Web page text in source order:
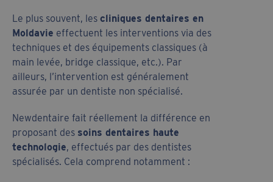
Le plus souvent, les cliniques dentaires en
Moldavie effectuent les interventions via des
techniques et des équipements classiques (à
main levée, bridge classique, etc.). Par
ailleurs, l’intervention est généralement
assurée par un dentiste non spécialisé.
Newdentaire fait réellement la différence en
proposant des soins dentaires haute
technologie, effectués par des dentistes
spécialisés. Cela comprend notamment :